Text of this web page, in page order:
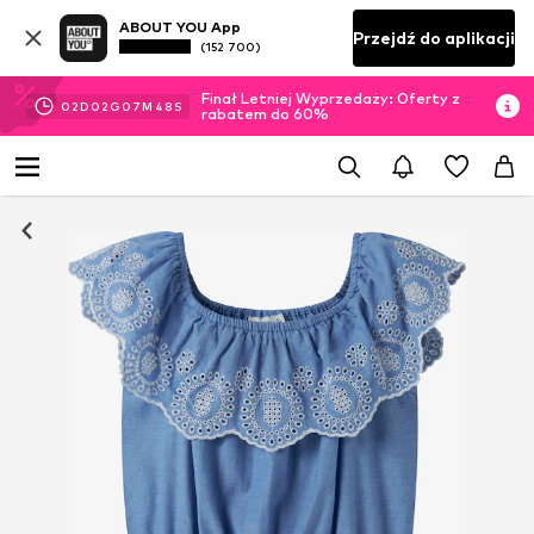
ABOUT YOU App
(152 700) Przejdź do aplikacji
02D 02 G 07M 48 S
Finał Letniej Wyprzedaży: Oferty z
rabatem do 60%